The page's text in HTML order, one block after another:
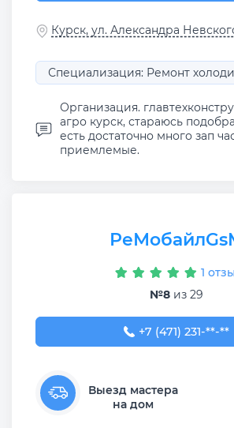
Курск, ул. Александра
Специализация: Ремонт
Организация.
агро курск, стараюсь
есть достаточно много зап
приемлемые.
1
№8 из 29
+7 (471) 231-24-99
+7 (471) 231-**-**
Выезд мастера
на дом